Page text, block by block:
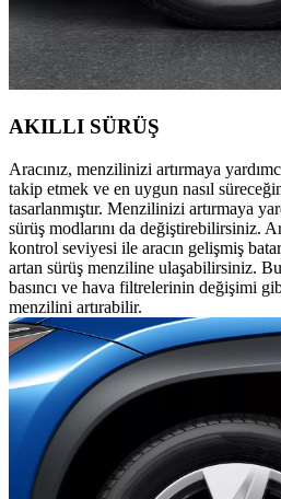
AKILLI SÜRÜŞ
Aracınız, menzilinizi artırmaya
takip etmek ve en uygun nasıl
tasarlanmıştır. Menzilinizi artırmaya
sürüş modlarını da değiştirebilirsiniz.
kontrol seviyesi ile aracın gelişmiş
artan sürüş menziline ulaşabilirsiniz.
basıncı ve hava filtrelerinin değişimi
menzilini artırabilir.